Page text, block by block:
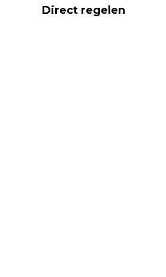
Direct regelen